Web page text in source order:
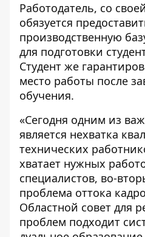
Работодатель, со
обязуется
производственную
для подготовки
Студент же
место работы после
обучения.
«Сегодня одним из
является нехватка
технических
хватает нужных
специалистов, во-
проблема оттока
Областной совет для
проблем подходит